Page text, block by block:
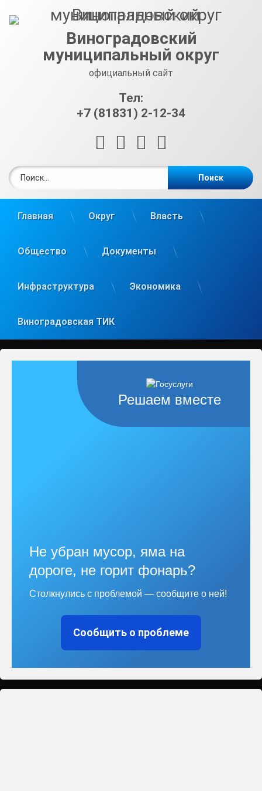
Виноградовский
муниципальный округ
официальный сайт
Тел:
+7 (81831) 2-12-34
RSS E-mailВКонтакте
Главная Округ Власть
Общество Документы
Инфраструктура Экономика
Виноградовская ТИК
Решаем вместе
Не убран мусор, яма на
дороге, не горит фонарь?
Столкнулись с проблемой — сообщите о ней!
Сообщить о проблеме